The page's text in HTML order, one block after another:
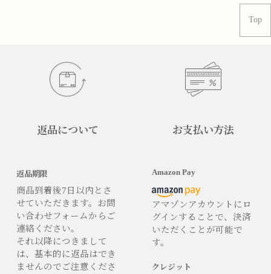
Top
返品について
返品期限
商品到着後7日以内とさ
せていただきます。お問
い合わせフォームからご
連絡ください。
それ以降につきまして
は、基本的に返品はでき
ませんのでご注意くださ
お支払い方法
Amazon Pay
アマゾンアカウントにロ
グインすることで、決済
いただくことが可能で
す。
クレジット